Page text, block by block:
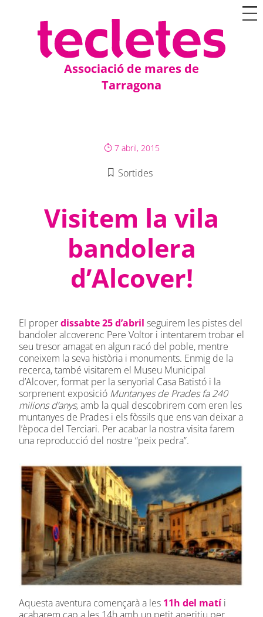
Associació de mares de
Tarragona
7 abril, 2015
Sortides
Visitem la vila
bandolera
d’Alcover!
El properdissabte 25 d’abril seguirem les pistes del
bandoler alcoverenc Pere Voltor i intentarem trobar el
seu tresor amagat en algun racó del poble, mentre
coneixem la seva història i monuments. Enmig de la
recerca, també visitarem el Museu Municipal
d’Alcover, format per la senyorial Casa Batistó i la
sorprenent exposició Muntanyes de Prades fa 240
milions d’anys,amb la qual descobrirem com eren les
muntanyes de Prades i els fòssils que ens van deixar a
l’època del Terciari. Per acabar la nostra visita farem
una reproducció del nostre “peix pedra”.
Aquesta aventura començarà a les 11h del matíi